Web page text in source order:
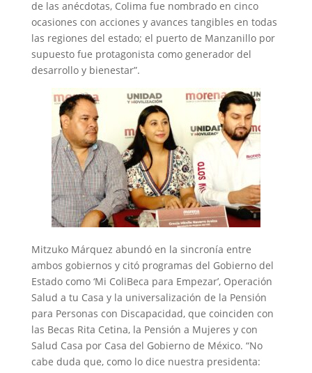
de las anécdotas, Colima fue nombrado en cinco
ocasiones con acciones y avances tangibles en todas
las regiones del estado; el puerto de Manzanillo por
supuesto fue protagonista como generador del
desarrollo y bienestar”.
Mitzuko Márquez abundó en la sincronía entre
ambos gobiernos y citó programas del Gobierno del
Estado como ‘Mi ColiBeca para Empezar’, Operación
Salud a tu Casa y la universalización de la Pensión
para Personas con Discapacidad, que coinciden con
las Becas Rita Cetina, la Pensión a Mujeres y con
Salud Casa por Casa del Gobierno de México. “No
cabe duda que, como lo dice nuestra presidenta: